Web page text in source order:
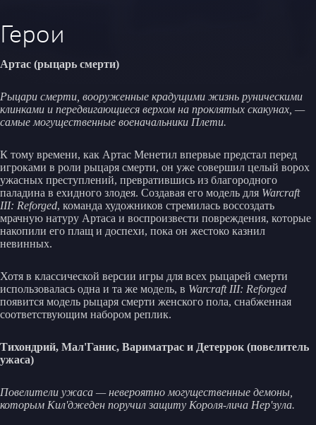
Герои
Артас (рыцарь смерти)
Рыцари смерти, вооруженные крадущими жизнь руническими
клинками и передвигающиеся верхом на проклятых скакунах, —
самые могущественные военачальники Плети.
К тому времени, как Артас Менетил впервые предстал перед
игроками в роли рыцаря смерти, он уже совершил целый ворох
ужасных преступлений, превратившись из благородного
паладина в ехидного злодея. Создавая его модель для Warcraft
III: Reforged, команда художников стремилась воссоздать
мрачную натуру Артаса и воспроизвести повреждения, которые
накопили его плащ и доспехи, пока он жестоко казнил
невинных.
Хотя в классической версии игры для всех рыцарей смерти
использовалась одна и та же модель, в Warcraft III: Reforged
появится модель рыцаря смерти женского пола, снабженная
соответствующим набором реплик.
Тихондрий, Мал'Ганис, Вариматрас и Детеррок (повелитель
ужаса)
Повелители ужаса — невероятно могущественные демоны,
которым Кил'джеден поручил защиту Короля-лича Нер'зула.